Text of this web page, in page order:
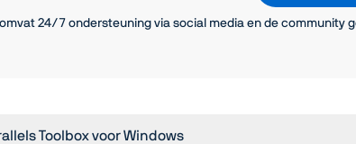
omvat 24/7 ondersteuning via social media en de community
Toolbox voor Windows